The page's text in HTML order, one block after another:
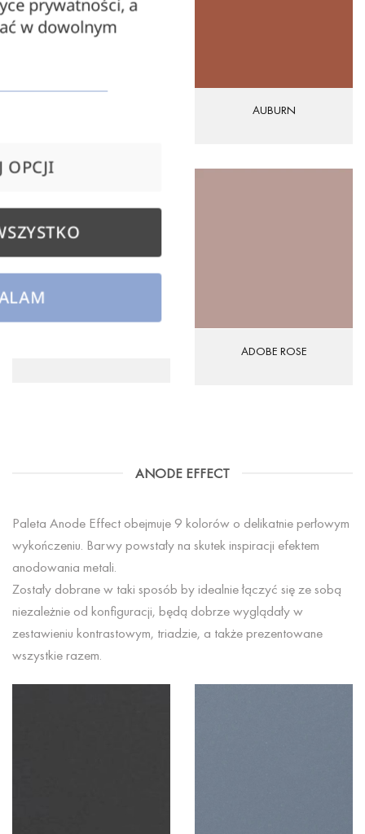
AUBURN
ADOBE ROSE
ANODE EFFECT
Paleta Anode Effect obejmuje 9 kolorów o delikatnie perłowym
wykończeniu. Barwy powstały na skutek inspiracji efektem
anodowania metali.
Zostały dobrane w taki sposób by idealnie łączyć się ze sobą
niezależnie od konfiguracji, będą dobrze wyglądały w
zestawieniu kontrastowym, triadzie, a także prezentowane
wszystkie razem.
prywatności, a
w dowolnym
OPCJI